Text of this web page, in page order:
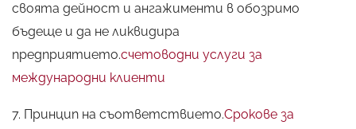
своята дейност и ангажименти в обозримо
бъдеще и да не ликвидира
предприятието.счетоводни услуги за
международни клиенти
7. Принцип на съответствието.Срокове за
Вземи още сега!